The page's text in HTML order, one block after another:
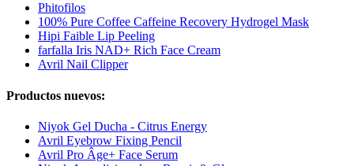
Phitofilos
100% Pure Coffee Caffeine Recovery Hydrogel Mask
Hipi Faible Lip Peeling
farfalla Iris NAD+ Rich Face Cream
Avril Nail Clipper
Productos nuevos:
Niyok Gel Ducha - Citrus Energy
Avril Eyebrow Fixing Pencil
Avril Pro Âge+ Face Serum